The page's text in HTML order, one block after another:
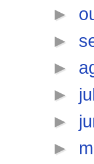
►
►
►
►
►
►